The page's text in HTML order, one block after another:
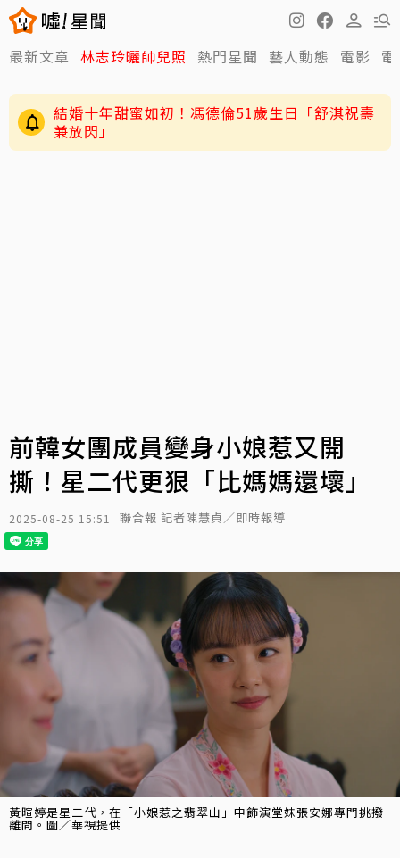
最新文章 林志玲曬帥兒照 熱門星聞 藝人動態 電影
結婚十年甜蜜如初！馮德倫51歲生日「舒淇祝壽
兼放閃」
前韓女團成員變身小娘惹又開
撕！星二代更狠「比媽媽還壞」
2025-08-25 15:51 聯合報 記者陳慧貞／即時報導
黃暄婷是星二代，在「小娘惹之翡翠山」中飾演堂妹張安娜專門挑撥
離間。圖／華視提供